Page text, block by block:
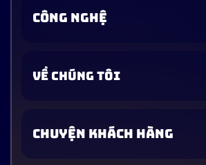
CÔNG NGHỆ
VỀ CHÚNG TÔI
CHUYỆN KHÁCH HÀNG